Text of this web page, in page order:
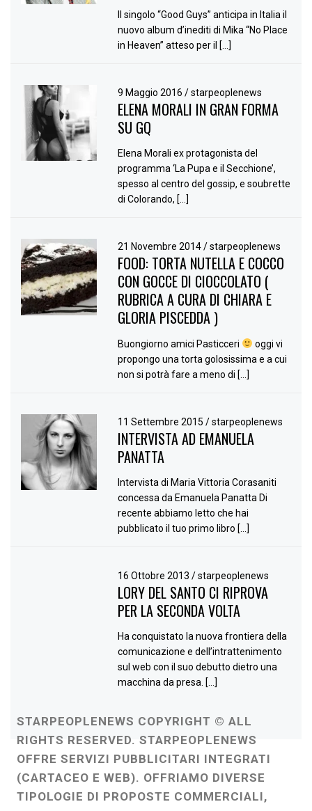
Il singolo “Good Guys” anticipa in Italia il
nuovo album d’inediti di Mika “No Place
in Heaven” atteso per il […]
9 Maggio 2016/ starpeoplenews
ELENA MORALI IN GRAN FORMA
SU GQ
Elena Morali ex protagonista del
programma ‘La Pupa e il Secchione’,
spesso al centro del gossip, e soubrette
di Colorando, […]
21 Novembre 2014/ starpeoplenews
FOOD: TORTA NUTELLA E COCCO
CON GOCCE DI CIOCCOLATO (
RUBRICA A CURA DI CHIARA E
GLORIA PISCEDDA )
Buongiorno amici Pasticceri
oggi vi
propongo una torta golosissima e a cui
non si potrà fare a meno di […]
11 Settembre 2015/ starpeoplenews
INTERVISTA AD EMANUELA
PANATTA
Intervista di Maria Vittoria Corasaniti
concessa da Emanuela Panatta Di
recente abbiamo letto che hai
pubblicato il tuo primo libro […]
16 Ottobre 2013/ starpeoplenews
LORY DEL SANTO CI RIPROVA
PER LA SECONDA VOLTA
Ha conquistato la nuova frontiera della
comunicazione e dell’intrattenimento
sul web con il suo debutto dietro una
macchina da presa. […]
STARPEOPLENEWS COPYRIGHT © ALL
RIGHTS RESERVED. STARPEOPLENEWS
OFFRE SERVIZI PUBBLICITARI INTEGRATI
(CARTACEO E WEB). OFFRIAMO DIVERSE
TIPOLOGIE DI PROPOSTE COMMERCIALI,